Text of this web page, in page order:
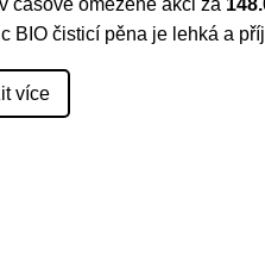
časově omezené akci za
BIO čisticí pěna je lehká a
více